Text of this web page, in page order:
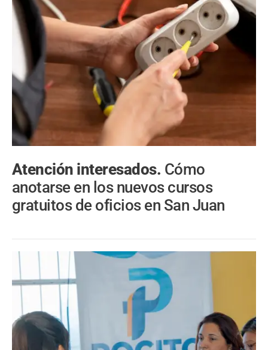
Atención interesados. Cómo
anotarse en los nuevos cursos
gratuitos de oficios en San Juan